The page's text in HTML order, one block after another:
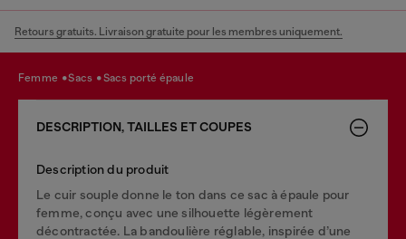
Retours gratuits. Livraison gratuite pour les membres uniquement.
femme sacs sacs porté épaule
DESCRIPTION, TAILLES ET COUPES
Description du produit
Le cuir souple donne le ton dans ce sac à épaule pour
femme, conçu avec une silhouette légèrement
décontractée. La bandoulière réglable, inspirée d’une